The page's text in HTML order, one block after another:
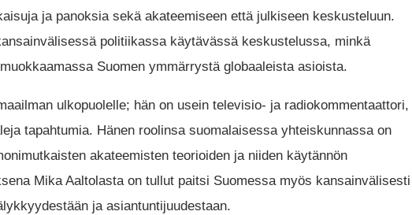
ja panoksia sekä akateemiseen että julkiseen keskusteluun.
politiikassa käytävässä keskustelussa, minkä
Suomen ymmärrystä globaaleista asioista​.
ulkopuolelle; hän on usein televisio- ja radiokommentaattori,
tapahtumia. Hänen roolinsa suomalaisessa yhteiskunnassa on
akateemisten teorioiden ja niiden käytännön
Mika Aaltolasta on tullut paitsi Suomessa myös kansainvälisesti
ja asiantuntijuudestaan.